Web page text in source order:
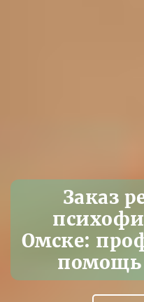
Заказ
Омске:
помощь